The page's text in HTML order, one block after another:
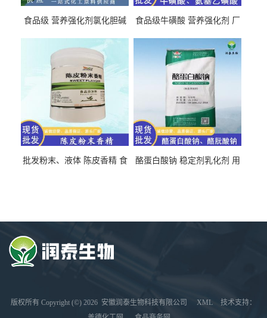
食品级 营养强化剂氯化胆碱
食品级牛磺酸 营养强化剂 厂
批发粉末、液体 陈皮香精 食
酪蛋白酸钠 稳定剂乳化剂 用
版权所有 Copyright (©) 2026 安徽润泰生物科技有限公司 XML
技术支持：